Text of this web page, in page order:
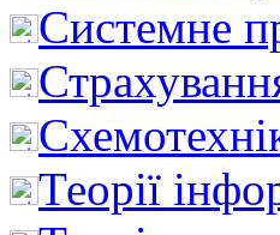
Системне
Теорії